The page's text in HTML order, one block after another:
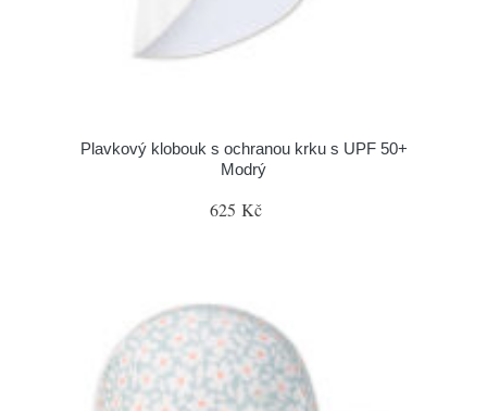
Plavkový klobouk s ochranou krku s UPF 50+
Modrý
625 Kč